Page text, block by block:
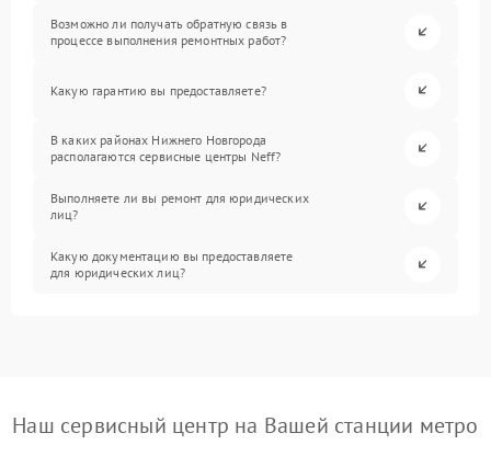
Возможно ли получать обратную связь в
процессе выполнения ремонтных работ?
Какую гарантию вы предоставляете?
В каких районах Нижнего Новгорода
располагаются сервисные центры Neff?
Выполняете ли вы ремонт для юридических
лиц?
Какую документацию вы предоставляете
для юридических лиц?
Наш сервисный центр на Вашей станции метро